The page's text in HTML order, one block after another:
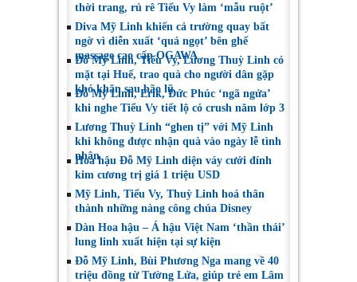
thời trang, rủ rê Tiểu Vy làm ‘mẫu ruột’
Diva Mỹ Linh khiến cả trường quay bất
ngờ vì diễn xuất ‘quá ngọt’ bên ghế
massage cao cấp OGAWA
Đỗ Mỹ Linh, Tiểu Vy, Lương Thuỳ Linh có
mặt tại Huế, trao quà cho người dân gặp
khó khăn sau bão lũ
Đỗ Mỹ Linh, Erik, Đức Phúc ‘ngã ngửa’
khi nghe Tiểu Vy tiết lộ có crush năm lớp 3
Lương Thuỳ Linh “ghen tị” với Mỹ Linh
khi không được nhận quà vào ngày lễ tình
nhân
Hoa hậu Đỗ Mỹ Linh diện váy cưới đính
kim cương trị giá 1 triệu USD
Mỹ Linh, Tiểu Vy, Thuỳ Linh hoá thân
thành những nàng công chúa Disney
Dàn Hoa hậu – Á hậu Việt Nam ‘thần thái’
lung linh xuất hiện tại sự kiện
Đỗ Mỹ Linh, Bùi Phương Nga mang về 40
triệu đồng từ Tường Lửa, giúp trẻ em Lâm